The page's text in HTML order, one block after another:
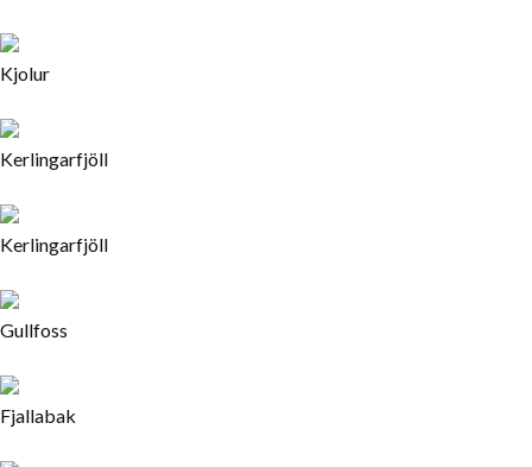
Kjolur
Kerlingarfjöll
Kerlingarfjöll
Gullfoss
Fjallabak